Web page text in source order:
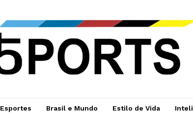
Esportes Brasil e Mundo Estilo de Vida